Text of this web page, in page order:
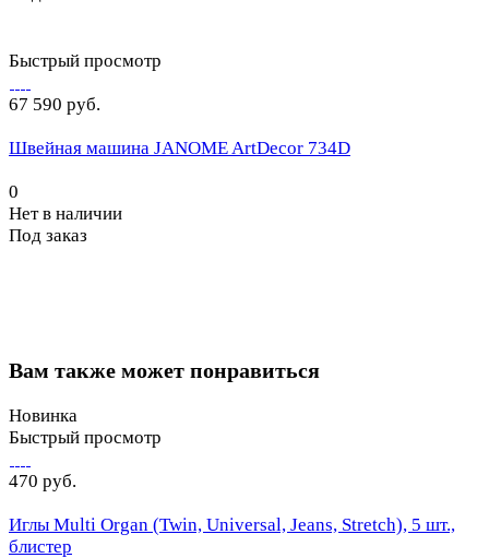
Быстрый просмотр
67 590 руб.
Швейная машина JANOME ArtDecor 734D
0
Нет в наличии
Под заказ
Вам также может понравиться
Новинка
Быстрый просмотр
470 руб.
Иглы Multi Organ (Twin, Universal, Jeans, Stretch), 5 шт.,
блистер